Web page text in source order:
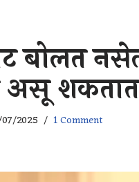
बोलत
असू
2025 1 Comment